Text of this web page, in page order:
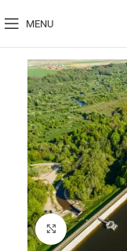
MENU
Click to